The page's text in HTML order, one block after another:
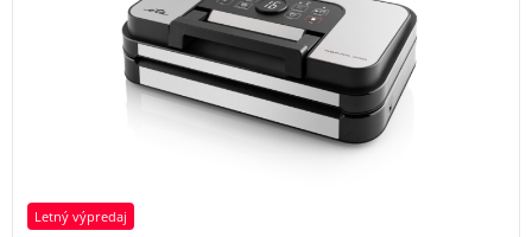
Letný výpredaj